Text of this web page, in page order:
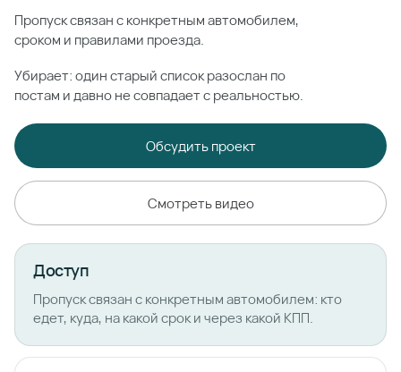
Пропуск связан с конкретным автомобилем,
сроком и правилами проезда.
Убирает: один старый список разослан по
постам и давно не совпадает с реальностью.
Обсудить проект
Смотреть видео
Доступ
Пропуск связан с конкретным автомобилем: кто
едет, куда, на какой срок и через какой КПП.